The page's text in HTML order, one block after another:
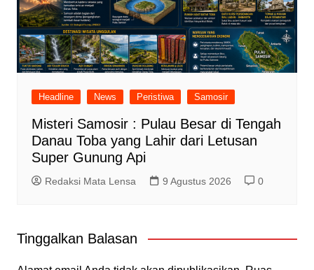
Headline News Peristiwa Samosir
Misteri Samosir : Pulau Besar di Tengah
Danau Toba yang Lahir dari Letusan
Super Gunung Api
Redaksi Mata Lensa 9 Agustus 2026 0
Tinggalkan Balasan